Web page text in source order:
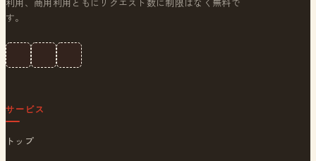
利用、商用利用ともにリクエスト数に制限はなく無料で
す。
サービス
トップ